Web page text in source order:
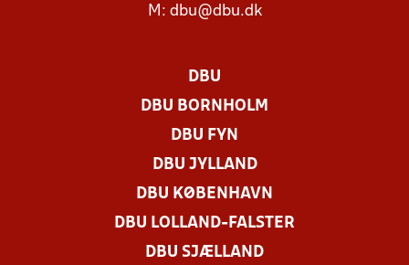
M: dbu@dbu.dk
DBU
DBU BORNHOLM
DBU FYN
DBU JYLLAND
DBU KØBENHAVN
DBU LOLLAND-FALSTER
DBU SJÆLLAND